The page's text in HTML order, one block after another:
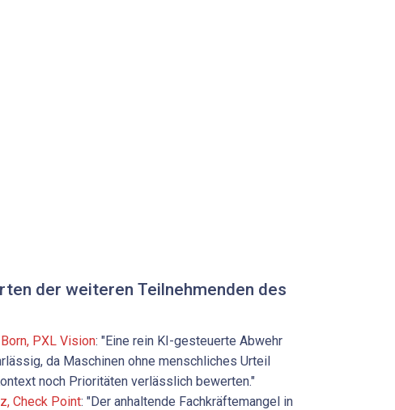
der weiteren Teilnehmenden des
PXL ­Vision: "Eine rein KI-gesteuerte Abwehr
da Maschinen ohne menschliches Urteil
noch Prioritäten verlässlich bewerten."
Check Point: "Der anhaltende Fachkräftemangel in